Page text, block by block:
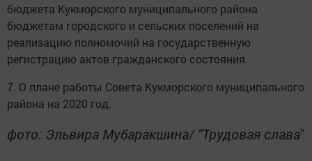
бюджета Кукморского муниципального района
бюджетам городского и сельских поселений на
реализацию полномочий на государственную
регистрацию актов гражданского состояния.
7. О плане работы Совета Кукморского муниципального
района на 2020 год.
фото: Эльвира Мубаракшина/ "Трудовая слава"